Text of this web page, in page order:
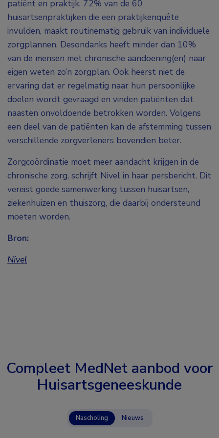
patiënt en praktijk. 72% van de 60
huisartsenpraktijken die een praktijkenquête
invulden, maakt routinematig gebruik van individuele
zorgplannen. Desondanks heeft minder dan 10%
van de mensen met chronische aandoening(en) naar
eigen weten zo’n zorgplan. Ook heerst niet de
ervaring dat er regelmatig naar hun persoonlijke
doelen wordt gevraagd en vinden patiënten dat
naasten onvoldoende betrokken worden. Volgens
een deel van de patiënten kan de afstemming tussen
verschillende zorgverleners bovendien beter.
Zorgcoördinatie moet meer aandacht krijgen in de
chronische zorg, schrijft Nivel in haar persbericht. Dit
vereist goede samenwerking tussen huisartsen,
ziekenhuizen en thuiszorg, die daarbij ondersteund
moeten worden.
Bron:
Nivel
Compleet MedNet aanbod voor
Huisartsgeneeskunde
Nascholing Nieuws